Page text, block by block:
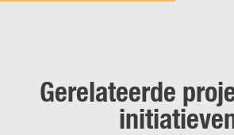
Gerelateerde